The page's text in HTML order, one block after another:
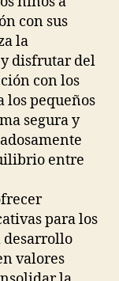
con sus
la
disfrutar del
con los
los pequeños
segura y
entre
para los
desarrollo
valores